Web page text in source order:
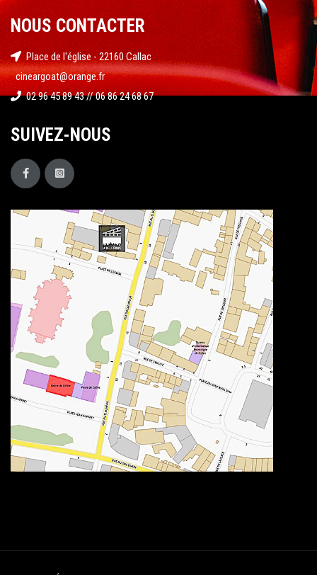
NOUS CONTACTER
Place de l'église - 22160 Callac
cineargoat@orange.fr
02 96 45 89 43 // 06 86 24 68 67
SUIVEZ-NOUS